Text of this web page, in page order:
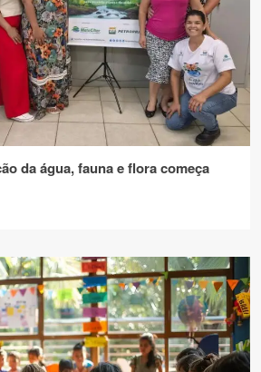
da água, fauna e flora começa